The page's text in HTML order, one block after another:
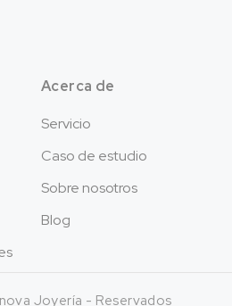
Acerca de
Servicio
Caso de estudio
Sobre nosotros
Blog
Joyería - Reservados